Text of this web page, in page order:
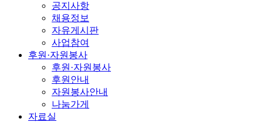
공지사항
채용정보
자유게시판
사업참여
후원·자원봉사
후원·자원봉사
후원안내
자원봉사안내
나눔가게
자료실